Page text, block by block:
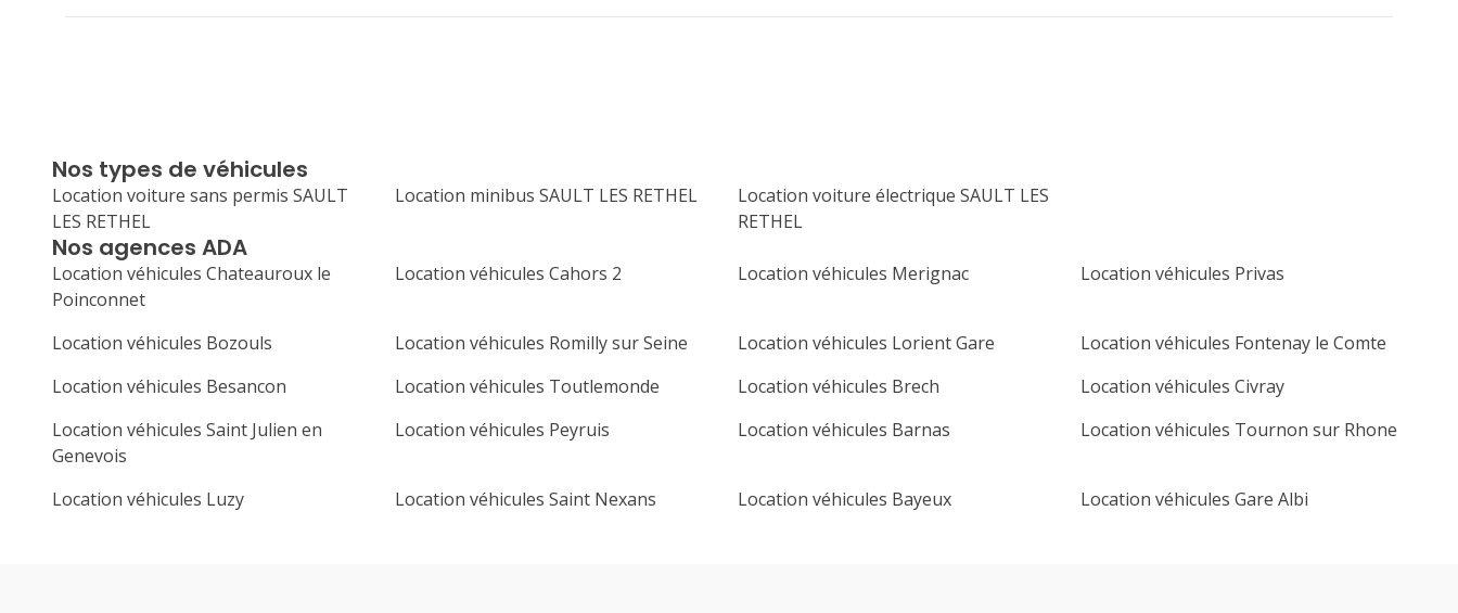
Nos agences ADA
Location véhicules Chateauroux le
Poinconnet
Location véhicules Cahors 2 Location véhicules Merignac Location véhicules Privas
Location véhicules Bozouls Location véhicules Romilly sur Seine Location véhicules Lorient Gare
Location véhicules Fontenay le Comte
Location véhicules Besancon
Location véhicules Toutlemonde Location véhicules Brech
Location véhicules Civray
Location véhicules Saint Julien en
Genevois
Location véhicules Peyruis Location véhicules Barnas Location véhicules Tournon sur Rhone
Location véhicules Luzy Location véhicules Saint Nexans Location véhicules Bayeux Location véhicules Gare Albi
Nos types de véhicules
Location voiture sans permis SAULT
LES RETHEL
Location minibus SAULT LES RETHEL
Location voiture électrique SAULT LES
RETHEL